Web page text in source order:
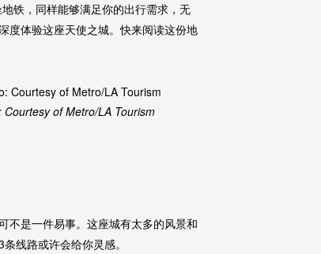
铁，同样能够满足你的出行需求，无
度体验这座天使之城。快来阅读这份地
of Metro/LA Tourism
不是一件易事。这座城有太多的风景和
线路或许会给你灵感。